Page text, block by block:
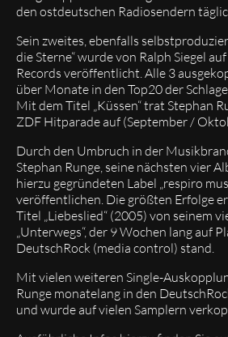
den ostdeutschen Radiosendern
Sein zweites, ebenfalls
die Sterne“ wurde von Ralph Siegel
Records veröffentlicht. Alle 3
über Monate in den Top20 der
Mit dem Titel „Küssen“ trat Stephan
ZDF Hitparade auf (September /
Durch den Umbruch in der
Stephan Runge, seine nächsten vier
hierzu gegründeten Label „respiro
veröffentlichen. Die größten Erfolge
Titel „Liebeslied“ (2005) von seinem
„Unterwegs“, der 9 Wochen lang auf
DeutschRock (media control) stand.
Mit vielen weiteren Single-
Runge monatelang in den
und wurde auf vielen Samplern